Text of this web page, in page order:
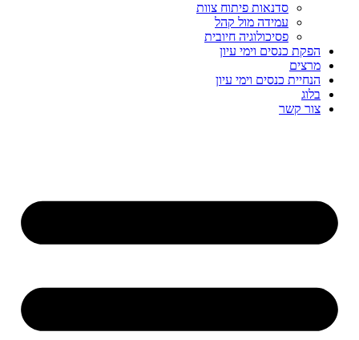
סדנאות פיתוח צוות
עמידה מול קהל
פסיכולוגיה חיובית
הפקת כנסים וימי עיון
מרצים
הנחיית כנסים וימי עיון
בלוג
צור קשר